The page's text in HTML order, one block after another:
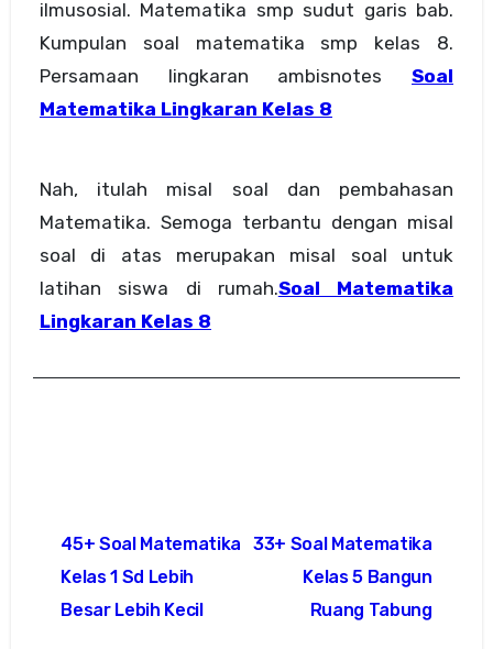
ilmusosial. Matematika smp sudut garis bab.
Kumpulan soal matematika smp kelas 8.
Persamaan lingkaran ambisnotesSoal
Matematika Lingkaran Kelas 8
Nah, itulah misal soal dan pembahasan
Matematika. Semoga terbantu dengan misal
soal di atas merupakan misal soal untuk
latihan siswa di rumah.Soal Matematika
Lingkaran Kelas 8
navigation
45+ Soal Matematika
Kelas 1 Sd Lebih
Besar Lebih Kecil
33+ Soal Matematika
Kelas 5 Bangun
Ruang Tabung